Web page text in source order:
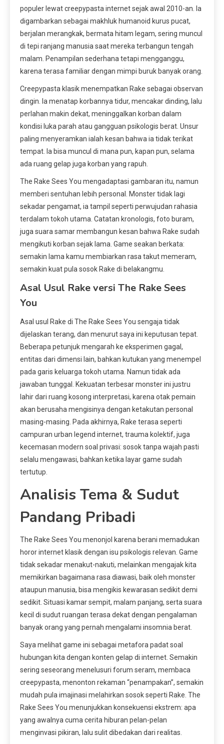
populer lewat creepypasta internet sejak awal 2010-an. Ia
digambarkan sebagai makhluk humanoid kurus pucat,
berjalan merangkak, bermata hitam legam, sering muncul
di tepi ranjang manusia saat mereka terbangun tengah
malam. Penampilan sederhana tetapi mengganggu,
karena terasa familiar dengan mimpi buruk banyak orang.
Creepypasta klasik menempatkan Rake sebagai observan
dingin. Ia menatap korbannya tidur, mencakar dinding, lalu
perlahan makin dekat, meninggalkan korban dalam
kondisi luka parah atau gangguan psikologis berat. Unsur
paling menyeramkan ialah kesan bahwa ia tidak terikat
tempat. Ia bisa muncul di mana pun, kapan pun, selama
ada ruang gelap juga korban yang rapuh.
The Rake Sees You mengadaptasi gambaran itu, namun
memberi sentuhan lebih personal. Monster tidak lagi
sekadar pengamat, ia tampil seperti perwujudan rahasia
terdalam tokoh utama. Catatan kronologis, foto buram,
juga suara samar membangun kesan bahwa Rake sudah
mengikuti korban sejak lama. Game seakan berkata:
semakin lama kamu membiarkan rasa takut memeram,
semakin kuat pula sosok Rake di belakangmu.
Asal Usul Rake versi The Rake Sees
You
Asal usul Rake di The Rake Sees You sengaja tidak
dijelaskan terang, dan menurut saya ini keputusan tepat.
Beberapa petunjuk mengarah ke eksperimen gagal,
entitas dari dimensi lain, bahkan kutukan yang menempel
pada garis keluarga tokoh utama. Namun tidak ada
jawaban tunggal. Kekuatan terbesar monster ini justru
lahir dari ruang kosong interpretasi, karena otak pemain
akan berusaha mengisinya dengan ketakutan personal
masing-masing. Pada akhirnya, Rake terasa seperti
campuran urban legend internet, trauma kolektif, juga
kecemasan modern soal privasi: sosok tanpa wajah pasti
selalu mengawasi, bahkan ketika layar game sudah
tertutup.
Analisis Tema & Sudut
Pandang Pribadi
The Rake Sees You menonjol karena berani memadukan
horor internet klasik dengan isu psikologis relevan. Game
tidak sekadar menakut-nakuti, melainkan mengajak kita
memikirkan bagaimana rasa diawasi, baik oleh monster
ataupun manusia, bisa mengikis kewarasan sedikit demi
sedikit. Situasi kamar sempit, malam panjang, serta suara
kecil di sudut ruangan terasa dekat dengan pengalaman
banyak orang yang pernah mengalami insomnia berat.
Saya melihat game ini sebagai metafora padat soal
hubungan kita dengan konten gelap di internet. Semakin
sering seseorang menelusuri forum seram, membaca
creepypasta, menonton rekaman “penampakan”, semakin
mudah pula imajinasi melahirkan sosok seperti Rake. The
Rake Sees You menunjukkan konsekuensi ekstrem: apa
yang awalnya cuma cerita hiburan pelan-pelan
menginvasi pikiran, lalu sulit dibedakan dari realitas.